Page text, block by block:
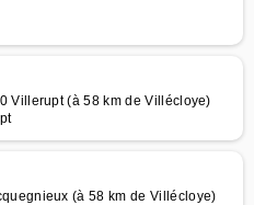
Villerupt (à 58 km de Villécloye)
(à 58 km de Villécloye)